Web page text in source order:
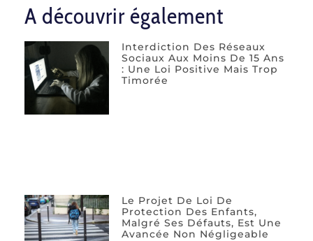
A découvrir également
Interdiction Des Réseaux
Sociaux Aux Moins De 15 Ans
: Une Loi Positive Mais Trop
Timorée
Le Projet De Loi De
Protection Des Enfants,
Malgré Ses Défauts, Est Une
Avancée Non Négligeable